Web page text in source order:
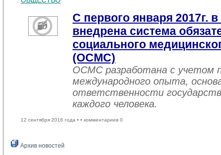
С первого января 2017г.
внедрена система
социального
(ОСМС)
ОСМС разработана с учетом
международного опыта,
ответственности
каждого человека.
12 сентября 2016 года • • комментариев 0
Архив новостей